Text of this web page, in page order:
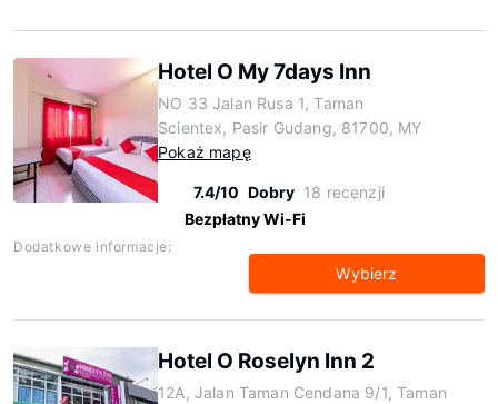
Hotel O My 7days Inn
NO 33 Jalan Rusa 1, Taman
Scientex, Pasir Gudang, 81700, MY
Pokaż mapę
7.4/10 Dobry 18 recenzji
Bezpłatny Wi-Fi
Dodatkowe informacje:
Wybierz
Hotel O Roselyn Inn 2
12A, Jalan Taman Cendana 9/1, Taman